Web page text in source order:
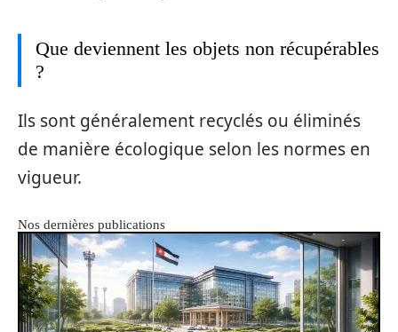
Que deviennent les objets non récupérables
?
Ils sont généralement recyclés ou éliminés
de manière écologique selon les normes en
vigueur.
Nos dernières publications